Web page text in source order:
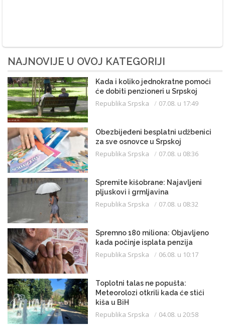
NAJNOVIJE U OVOJ KATEGORIJI
Kada i koliko jednokratne pomoći
će dobiti penzioneri u Srpskoj
Republika Srpska 07.08. u 17:49
Obezbijeđeni besplatni udžbenici
za sve osnovce u Srpskoj
Republika Srpska 07.08. u 08:36
Spremite kišobrane: Najavljeni
pljuskovi i grmljavina
Republika Srpska 07.08. u 08:32
Spremno 180 miliona: Objavljeno
kada počinje isplata penzija
Republika Srpska 06.08. u 10:17
Toplotni talas ne popušta:
Meteorolozi otkrili kada će stići
kiša u BiH
Republika Srpska 04.08. u 20:58